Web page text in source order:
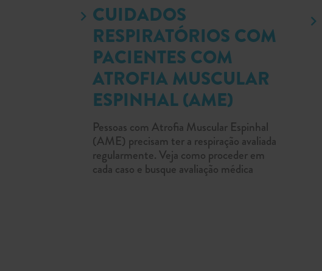
CUIDADOS
RESPIRATÓRIOS COM
PACIENTES COM
ATROFIA MUSCULAR
ESPINHAL (AME)
Pessoas com Atrofia Muscular Espinhal
(AME) precisam ter a respiração avaliada
regularmente. Veja como proceder em
cada caso e busque avaliação médica